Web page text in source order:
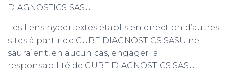
DIAGNOSTICS SASU.
Les liens hypertextes établis en direction d’autres
sites à partir de CUBE DIAGNOSTICS SASU ne
sauraient, en aucun cas, engager la
responsabilité de CUBE DIAGNOSTICS SASU.